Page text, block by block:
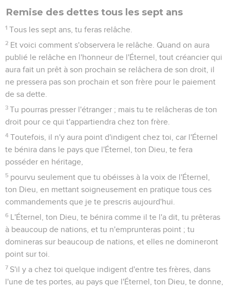
Remise des dettes tous les sept ans
1 Tous les sept ans, tu feras relâche.
2 Et voici comment s'observera le relâche. Quand on aura
publié le relâche en l'honneur de l'Éternel, tout créancier qui
aura fait un prêt à son prochain se relâchera de son droit, il
ne pressera pas son prochain et son frère pour le paiement
de sa dette.
3 Tu pourras presser l'étranger ; mais tu te relâcheras de ton
droit pour ce qui t'appartiendra chez ton frère.
4 Toutefois, il n'y aura point d'indigent chez toi, car l'Éternel
te bénira dans le pays que l'Éternel, ton Dieu, te fera
posséder en héritage,
5 pourvu seulement que tu obéisses à la voix de l'Éternel,
ton Dieu, en mettant soigneusement en pratique tous ces
commandements que je te prescris aujourd'hui.
6 L'Éternel, ton Dieu, te bénira comme il te l'a dit, tu prêteras
à beaucoup de nations, et tu n'emprunteras point ; tu
domineras sur beaucoup de nations, et elles ne domineront
point sur toi.
7 S'il y a chez toi quelque indigent d'entre tes frères, dans
l'une de tes portes, au pays que l'Éternel, ton Dieu, te donne,